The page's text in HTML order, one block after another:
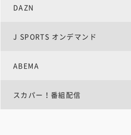
DAZN
J SPORTS オンデマンド
ABEMA
スカパー！番組配信